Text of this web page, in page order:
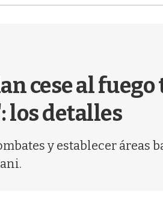
cese al
los detalles
y establecer áreas